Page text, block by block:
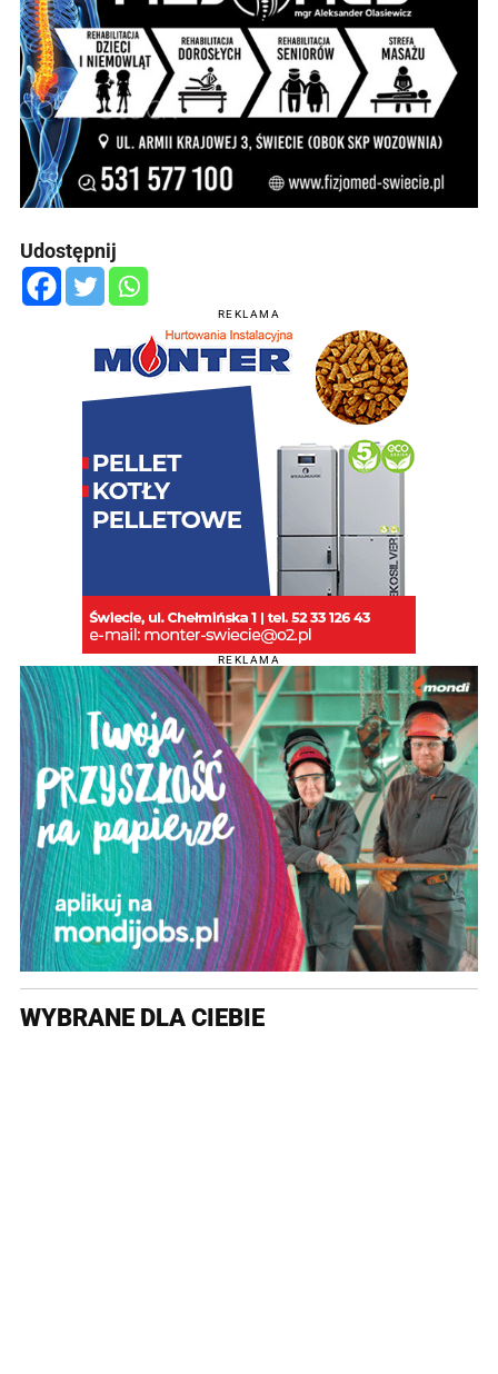
Udostępnij
REKLAMA
REKLAMA
WYBRANE DLA CIEBIE